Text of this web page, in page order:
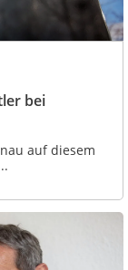
bei
auf diesem